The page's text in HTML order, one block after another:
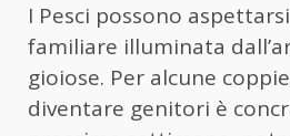
I Pesci possono
familiare illuminata
gioiose. Per alcune
diventare genitori è